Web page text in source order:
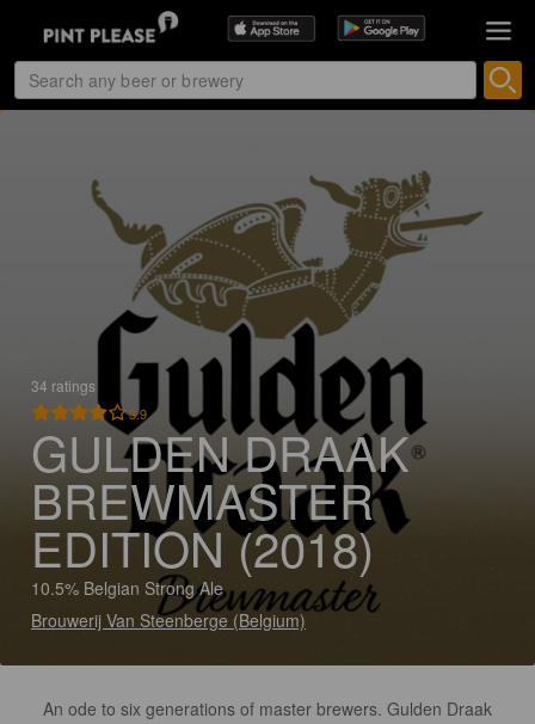
34 ratings
3.9
GULDEN DRAAK
BREWMASTER
EDITION (2018)
10.5% Belgian Strong Ale
Brouwerij Van Steenberge (Belgium)
An ode to six generations of master brewers. Gulden Draak